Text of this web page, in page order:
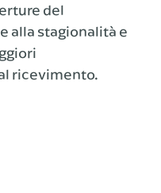
del
alla stagionalità e
ricevimento.